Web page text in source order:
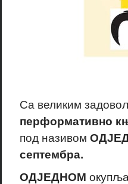
Са великим
перформативно
под називом
септембра.
ОДЈЕДНОМ